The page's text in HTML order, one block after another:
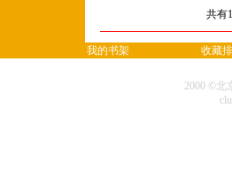
共有
我的书架 收藏
2000 ©北